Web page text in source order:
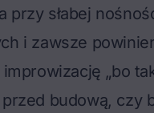
przy słabej
i zawsze
„bo
budową, czy